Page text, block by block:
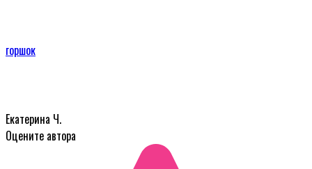
горшок
Екатерина Ч.
Оцените автора